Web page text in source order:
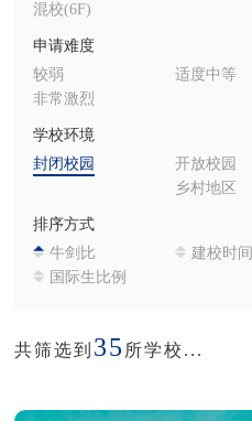
混校(6F)
申请难度
较弱
适度中等
非常激烈
学校环境
封闭校园
开放校园
乡村地区
排序方式
牛剑比
建校时间
国际生比例
共筛选到 35 所学校...